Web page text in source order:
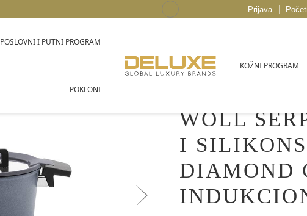
Prijava
POSLOVNI I PUTNI PROGRAM
POKLONI
KOŽNI PROGRAM
WOLL
I
DIAMOND